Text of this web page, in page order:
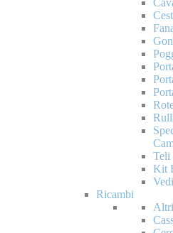
Teli
Kit
Ricambi